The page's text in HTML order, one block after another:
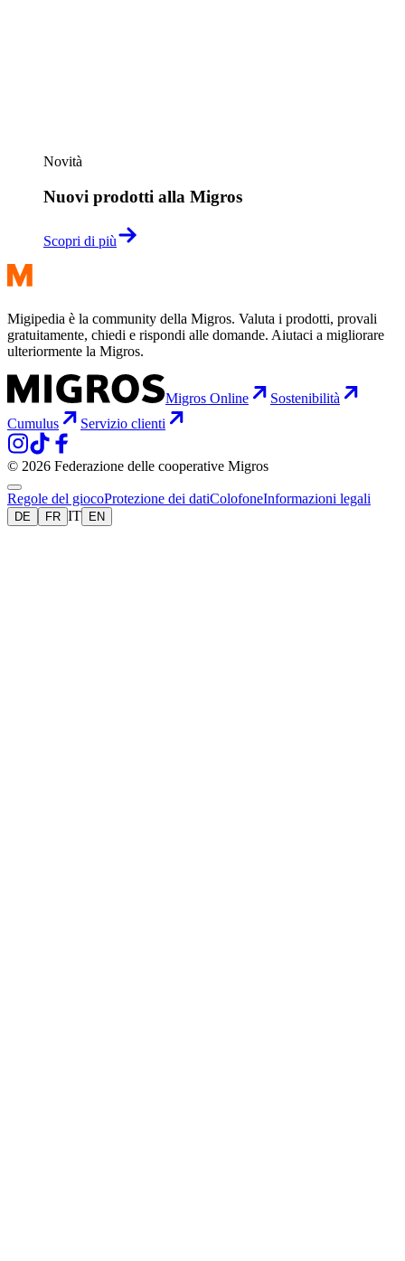
Novità
Nuovi prodotti alla Migros
Scopri di più
Migipedia è la community della Migros. Valuta i prodotti, provali
gratuitamente, chiedi e rispondi alle domande. Aiutaci a migliorare
ulteriormente la Migros.
Migros Online
Sostenibilità
Cumulus
Servizio clienti
© 2026 Federazione delle cooperative Migros
Regole del giocoProtezione dei datiColofoneInformazioni legali
DE FR IT EN